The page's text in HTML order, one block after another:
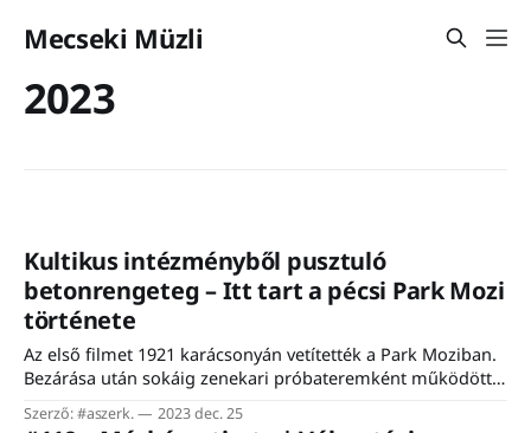
Mecseki Müzli
2023
Kultikus intézményből pusztuló
betonrengeteg – Itt tart a pécsi Park Mozi
története
Az első filmet 1921 karácsonyán vetítették a Park Moziban.
Bezárása után sokáig zenekari próbateremként működött,
de már több mint egy évtizede üresen áll. Befektető és
funkció nélkül. A Park Mozi évtizedeken át Pécs
Szerző: #aszerk. 2023 dec. 25